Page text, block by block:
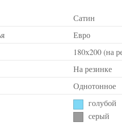
Сатин
Евро
180х200 (на
На резинке
Однотонное
голубой
серый